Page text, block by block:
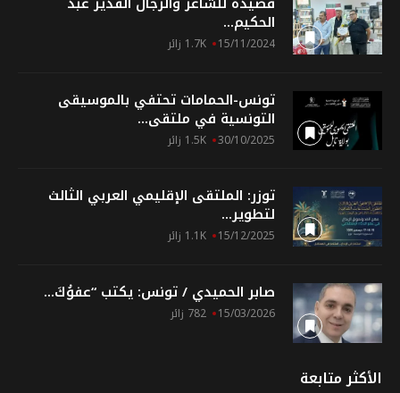
الحكيم...
15/11/2024 1.7K زائر
تونس-الحمامات تحتفي بالموسيقى
التونسية في ملتقى...
30/10/2025 1.5K زائر
توزر: الملتقى الإقليمي العربي الثالث
لتطوير...
15/12/2025 1.1K زائر
صابر الحميدي / تونس: يكتب “عفوُكَ...
15/03/2026 782 زائر
الأكثر متابعة